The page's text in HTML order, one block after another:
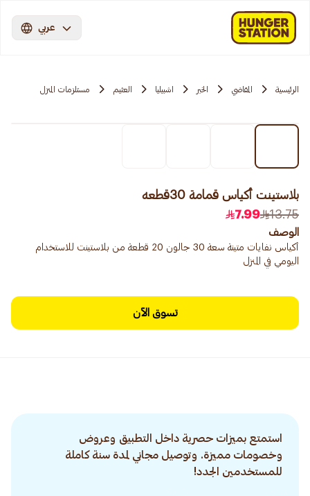
عربي
الرئيسية المقاضي الخبر اشبيليا العثيم مستلزمات المنزل
بلاستينت أكياس قمامة 30قطعه
13.75
7.99
الوصف
أكياس نفايات متينة سعة 30 جالون 20 قطعة من بلاستينت للاستخدام
اليومي في المنزل
تسوق الآن
استمتع بميزات حصرية داخل التطبيق وعروض
وخصومات مميزة. وتوصيل مجاني لمدة سنة كاملة
للمستخدمين الجدد!